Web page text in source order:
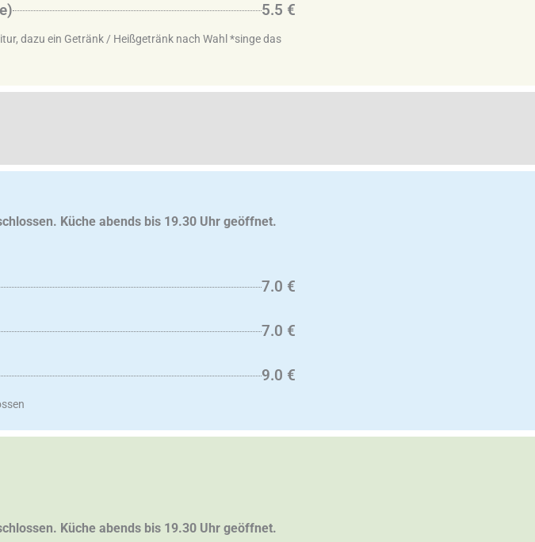
5.5 €
dazu ein Getränk / Heißgetränk nach Wahl *singe das
Küche abends bis 19.30 Uhr geöffnet.
7.0 €
7.0 €
9.0 €
Küche abends bis 19.30 Uhr geöffnet.